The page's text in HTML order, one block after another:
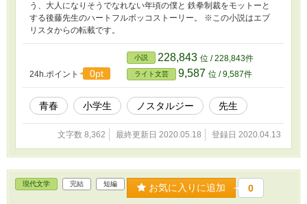
う、大人になりそうでなれない年頃の僕と 鉄拳制裁をモットーと
する後藤先生のハートフルボッコストーリー。 ※この小説はエブ
リスタからの転載です。
24h.ポイント 0pt
小説 228,843 位 / 228,843件
ライト文芸 9,587 位 / 9,587件
青春 小学生 ノスタルジー 先生
文字数 8,362 最終更新日 2020.05.18 登録日 2020.04.13
現代文学 完結 短編 お気に入りに追加 0